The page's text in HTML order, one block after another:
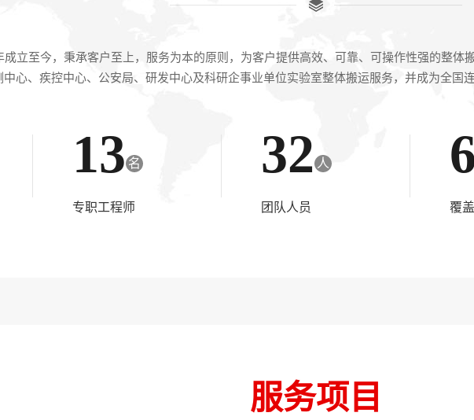
成立至今，秉承客户至上，服务为本的原则，为客户提供高效、可靠、可操作性强的整体
中心、疾控中心、公安局、研发中心及科研企事业单位实验室整体搬运服务，并成为全国
13 名
专职工程师
32 人
团队人员 覆
服务项目